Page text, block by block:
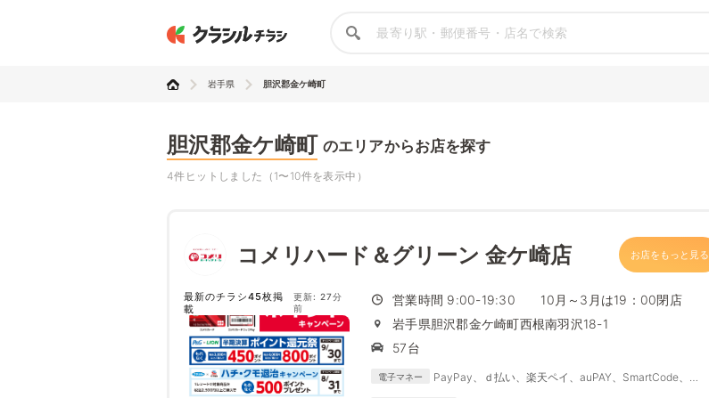
岩手県 胆沢郡金ケ崎町
胆沢郡金ケ崎町 のエリアからお店を探す
4件ヒットしました（1〜10件を表示中）
コメリハード＆グリーン 金ケ崎店 お店をもっと見る
最新のチラシ45枚掲
載
更新: 27分
前
営業時間 9:00-19:30 10月～3月は19：00閉店
岩手県胆沢郡金ケ崎町西根南羽沢18-1
57台
電子マネー
PayPay、ｄ払い、楽天ペイ、auPAY、SmartCode、